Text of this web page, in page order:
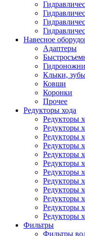
Навесное
Адаптеры
Клыки,
Ковши
Коронки
Прочее
Редукторы хода
Редукторы
Редукторы
Редукторы
Редукторы
Редукторы
Редукторы
Редукторы
Редукторы
Редукторы
Редукторы
Редукторы
Редукторы
Фильтры
Фильтры